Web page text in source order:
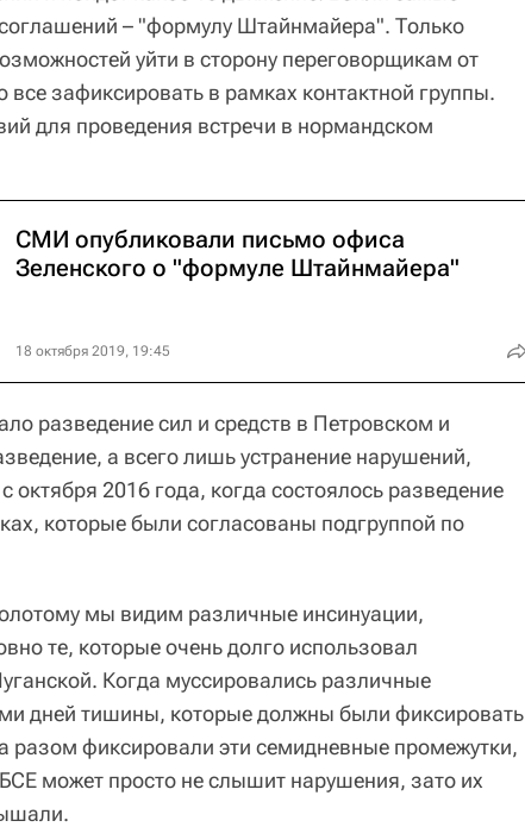
– "формулу Штайнмайера". Только
уйти в сторону переговорщикам от
зафиксировать в рамках контактной группы.
для проведения встречи в нормандском
СМИ опубликовали письмо офиса
Зеленского о "формуле Штайнмайера"
18 октября 2019, 19:45
разведение сил и средств в Петровском и
а всего лишь устранение нарушений,
2016 года, когда состоялось разведение
которые были согласованы подгруппой по
мы видим различные инсинуации,
те, которые очень долго использовал
Когда муссировались различные
дней тишины, которые должны были фиксировать
фиксировали эти семидневные промежутки,
может просто не слышит нарушения, зато их